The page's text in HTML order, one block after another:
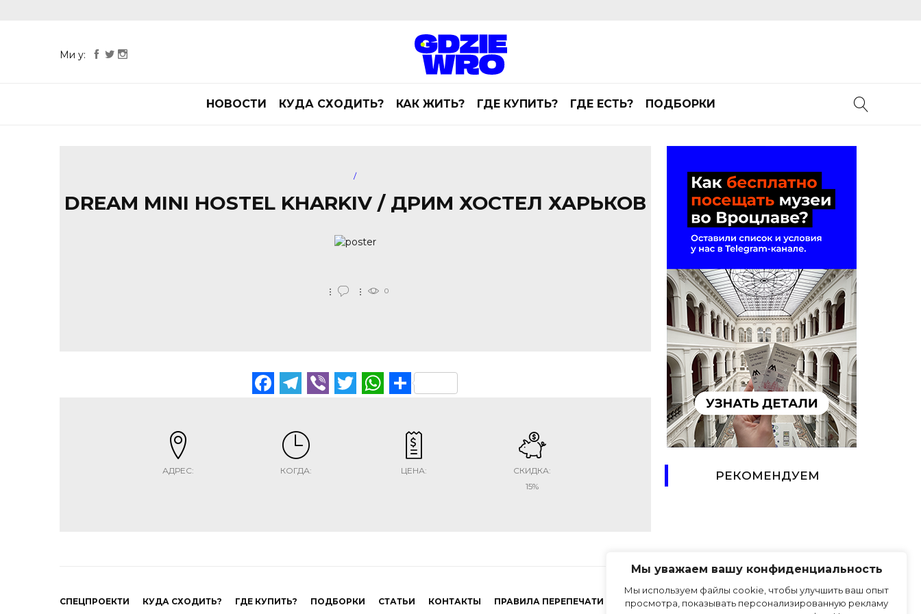
Мы уважаем вашу конфиденциальность
Мы используем файлы cookie, чтобы улучшить ваш опыт
просмотра, показывать персонализированную рекламу
Ми у:
НОВОСТИ КУДА СХОДИТЬ? КАК ЖИТЬ? ГДЕ КУПИТЬ? ГДЕ ЕСТЬ? ПОДБОРКИ
/
DREAM MINI HOSTEL KHARKIV / ДРИМ ХОСТЕЛ ХАРЬКОВ
0
Facebook
Telegram
ViberTwitterWhatsApp
Отправить
АДРЕС: КОГДА: ЦЕНА:
СКИДКА:
15%
РЕКОМЕНДУЕМ
СПЕЦПРОЕКТИ КУДА СХОДИТЬ? ГДЕ КУПИТЬ? ПОДБОРКИ СТАТЬИ КОНТАКТЫ ПРАВИЛА ПЕРЕПЕЧАТИ ПРАВИЛА САЙТА